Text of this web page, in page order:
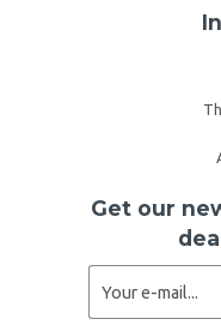
Get our